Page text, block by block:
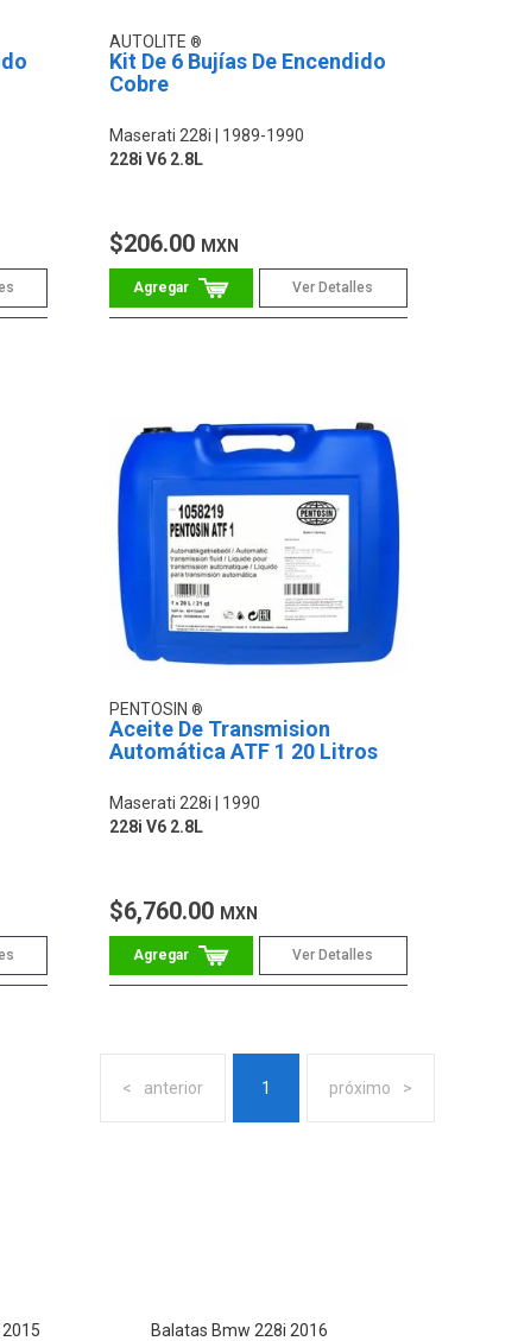
AUTOLITE
Kit De 6 Bujías De Encendido
Cobre
Maserati 228i
1989-1990
228i V6 2.8L
$206.00 MXN
Ver Detalles
PENTOSIN
Aceite De Transmision
Automática ATF 1 20 Litros
Maserati 228i
1990
228i V6 2.8L
$6,760.00 MXN
Ver Detalles
anterior 1 próximo
Balatas Bmw 228i 2016